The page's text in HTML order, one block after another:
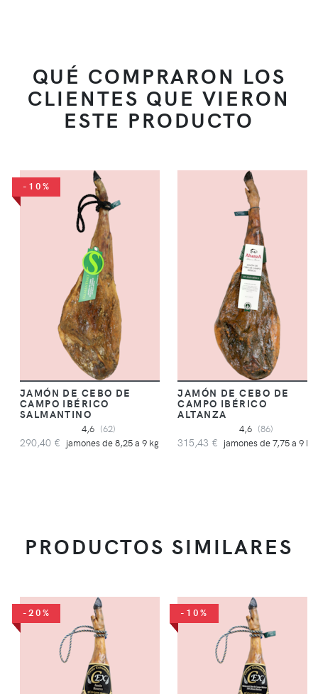
QUÉ COMPRARON LOS
CLIENTES QUE VIERON
ESTE PRODUCTO
-10%
JAMÓN DE CEBO DE
CAMPO IBÉRICO
SALMANTINO
4,6 (62)
290,40 € jamones de 8,25 a 9 kg
JAMÓN DE CEBO DE
CAMPO IBÉRICO
ALTANZA
4,6 (86)
315,43 € jamones de 7,75 a 9 kg
PRODUCTOS SIMILARES
-20% -10%